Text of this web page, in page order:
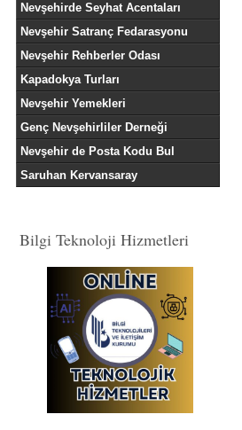
Nevşehirde Seyhat Acentaları
Nevşehir Satranç Fedarasyonu
Nevşehir Rehberler Odası
Kapadokya Turları
Nevşehir Yemekleri
Genç Nevşehirliler Derneği
Nevşehir de Posta Kodu Bul
Saruhan Kervansaray
Bilgi Teknoloji Hizmetleri